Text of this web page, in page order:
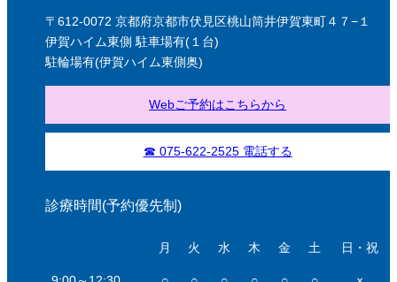
〒612-0072 京都府京都市伏見区桃山筒井伊賀東町４７−１
伊賀ハイム東側 駐車場有(１台)
駐輪場有(伊賀ハイム東側奥)
Webご予約はこちらから
☎ 075-622-2525 電話する
診療時間(予約優先制)
月 火 水 木 金 土 日・祝